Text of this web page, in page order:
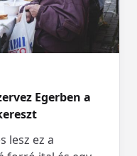
Egerben a
lesz ez a